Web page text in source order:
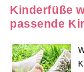
Kinderfüße
passende